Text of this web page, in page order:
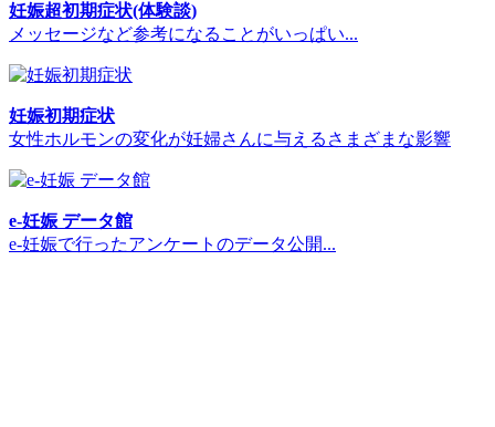
妊娠超初期症状(体験談)
メッセージなど参考になることがいっぱい...
妊娠初期症状
女性ホルモンの変化が妊婦さんに与えるさまざまな影響
e-妊娠 データ館
e-妊娠で行ったアンケートのデータ公開...